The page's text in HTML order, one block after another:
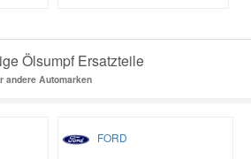
Ölsumpf Ersatzteile
andere Automarken
FORD